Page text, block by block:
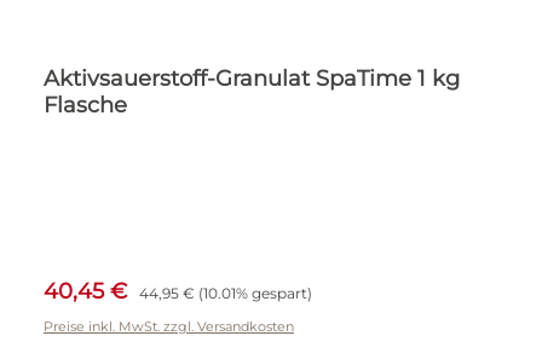
Aktivsauerstoff-Granulat SpaTime 1 kg
Flasche
Verkaufspreis:
40,45 € Regulärer Preis:
44,95 € (10.01% gespart)
Preise inkl. MwSt. zzgl. Versandkosten